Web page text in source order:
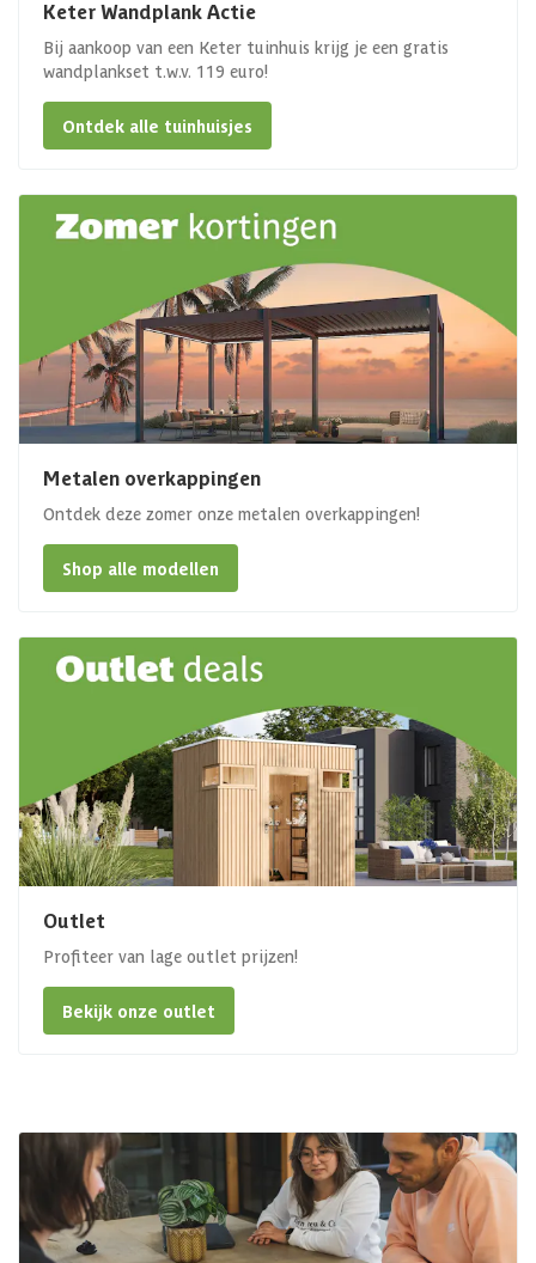
Keter Wandplank Actie
Bij aankoop van een Keter tuinhuis krijg je een gratis
wandplankset t.w.v. 119 euro!
Ontdek alle tuinhuisjes
Metalen overkappingen
Ontdek deze zomer onze metalen overkappingen!
Shop alle modellen
Outlet
Profiteer van lage outlet prijzen!
Bekijk onze outlet